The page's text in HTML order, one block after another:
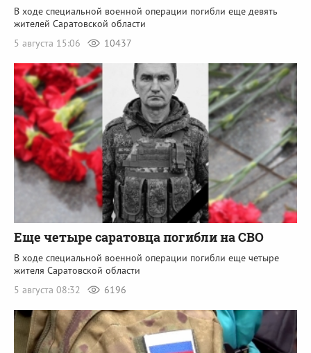
В ходе специальной военной операции погибли еще девять
жителей Саратовской области
5 августа 15:06
10437
Еще четыре саратовца погибли на СВО
В ходе специальной военной операции погибли еще четыре
жителя Саратовской области
5 августа 08:32
6196